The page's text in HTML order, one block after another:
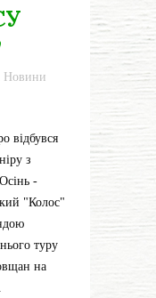
Новини
з
-
"Колос"
туру
на